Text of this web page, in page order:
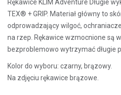
Rękawice KLIM Adventure Długie
TEX® +GRIP. Materiał główny to
odprowadzający wilgoć,
na rzep. Rękawice wzmocnione są
bezproblemowo wytrzymać długie
Kolor do wyboru: czarny, brązowy.
Na zdjęciu rękawice brązowe.